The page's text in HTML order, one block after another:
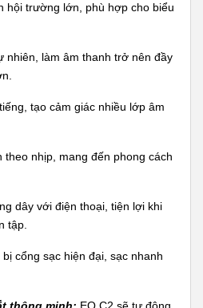
hội trường lớn, phù hợp cho biểu
nhiên, làm âm thanh trở nên đầy
tạo cảm giác nhiều lớp âm
theo nhịp, mang đến phong cách
dây với điện thoại, tiện lợi khi
tập.
bị cổng sạc hiện đại, sạc nhanh